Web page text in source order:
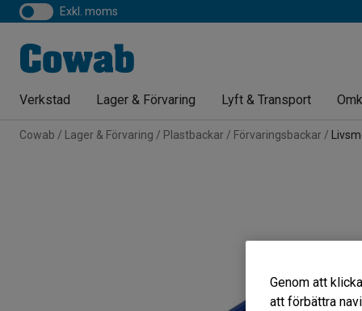
exkl. moms
Verkstad Lager & Förvaring Lyft & Transport
Cowab Lager & Förvaring Plastbackar Förvaringsbackar
Genom att
att förbättra